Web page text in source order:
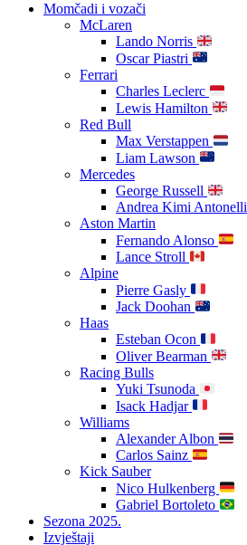
Momčadi i vozači
McLaren
Lando Norris
Oscar Piastri
Ferrari
Charles Leclerc
Lewis Hamilton
Red Bull
Max Verstappen
Liam Lawson
Mercedes
George Russell
Andrea Kimi Antonelli
Aston Martin
Fernando Alonso
Lance Stroll
Alpine
Pierre Gasly
Jack Doohan
Haas
Esteban Ocon
Oliver Bearman
Racing Bulls
Yuki Tsunoda
Isack Hadjar
Williams
Alexander Albon
Carlos Sainz
Kick Sauber
Nico Hulkenberg
Gabriel Bortoleto
Sezona 2025.
Izvještaji